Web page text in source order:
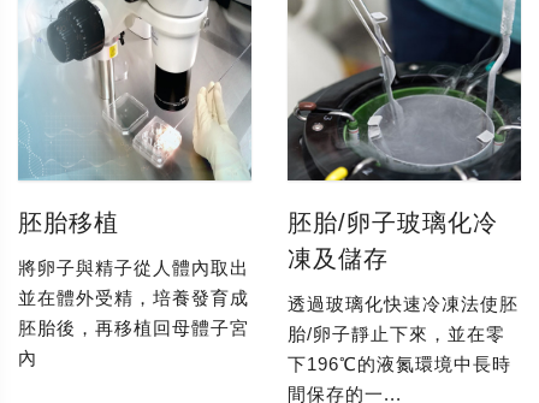
胚胎移植
將卵子與精子從人體內取出
並在體外受精，培養發育成
胚胎後，再移植回母體子宮
內
胚胎/卵子玻璃化冷
凍及儲存
透過玻璃化快速冷凍法使胚
胎/卵子靜止下來，並在零
下196℃的液氮環境中長時
間保存的一...